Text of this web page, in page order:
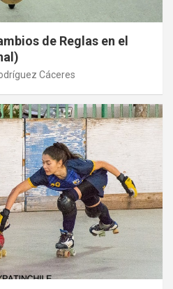
de Reglas en el
Cáceres